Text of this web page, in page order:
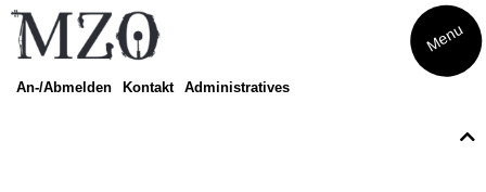
Menu
An-/Abmelden Kontakt Administratives